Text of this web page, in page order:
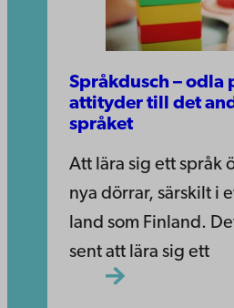
Språkdusch – odla
attityder till det
språket
Att lära sig ett språk
nya dörrar, särskilt i
land som Finland.
sent att lära sig ett